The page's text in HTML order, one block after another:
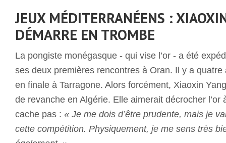
JEUX MÉDITERRANÉENS :
DÉMARRE EN TROMBE
La pongiste monégasque - qui vise l’or - a été
ses deux premières rencontres à Oran. Il y a
en finale à Tarragone. Alors forcément, Xiaoxin
de revanche en Algérie. Elle aimerait décrocher l’or
cache pas : « Je me dois d’être prudente, mais je
cette compétition. Physiquement, je me sens très